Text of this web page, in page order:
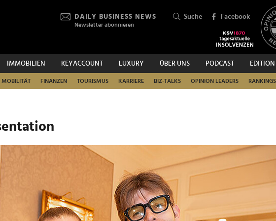
DAILY BUSINESS NEWS
Newsletter abonnieren
Suche Facebook
IMMOBILIEN KEYACCOUNT LUXURY ÜBER UNS PODCAST EDITION
MOBILITÄT FINANZEN TOURISMUS KARRIERE BIZ-TALKS OPINION LEADERS RANKINGS
SUCHEN